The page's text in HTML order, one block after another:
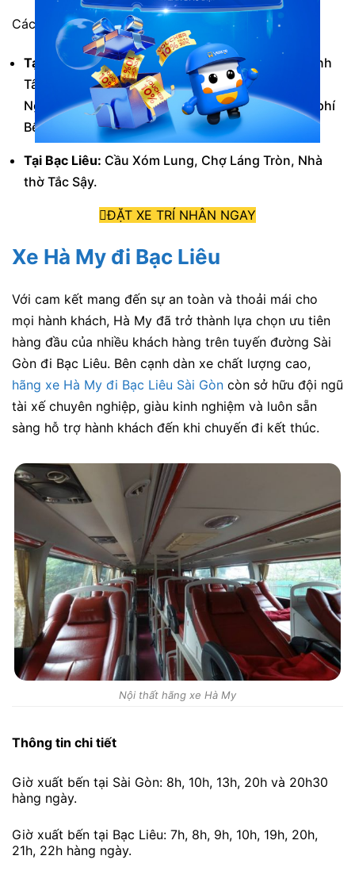
Các điểm đón/trả và trung chuyển:
Tại Sài Gòn:Trung chuyển quận 5, 6, 8, 10, 11. Bình
Tân. Đón/trả tại Bệnh viện Nhi đồng 1, Cầu vượt
Nguyễn Văn Linh, Đầu đường Cao tốc, Trạm thu phí
Bến Lức,…
Tại Bạc Liêu: Cầu Xóm Lung, Chợ Láng Tròn, Nhà
thờ Tắc Sậy.
ĐẶT XE TRÍ NHÂN NGAY
Xe Hà My đi Bạc Liêu
Với cam kết mang đến sự an toàn và thoải mái cho
mọi hành khách, Hà My đã trở thành lựa chọn ưu tiên
hàng đầu của nhiều khách hàng trên tuyến đường Sài
Gòn đi Bạc Liêu. Bên cạnh dàn xe chất lượng cao,
hãng xe Hà My đi Bạc Liêu Sài Gòn còn sở hữu đội ngũ
tài xế chuyên nghiệp, giàu kinh nghiệm và luôn sẵn
sàng hỗ trợ hành khách đến khi chuyến đi kết thúc.
Nội thất hãng xe Hà My
Thông tin chi tiết
Giờ xuất bến tại Sài Gòn: 8h, 10h, 13h, 20h và 20h30
hàng ngày.
Giờ xuất bến tại Bạc Liêu: 7h, 8h, 9h, 10h, 19h, 20h,
21h, 22h hàng ngày.